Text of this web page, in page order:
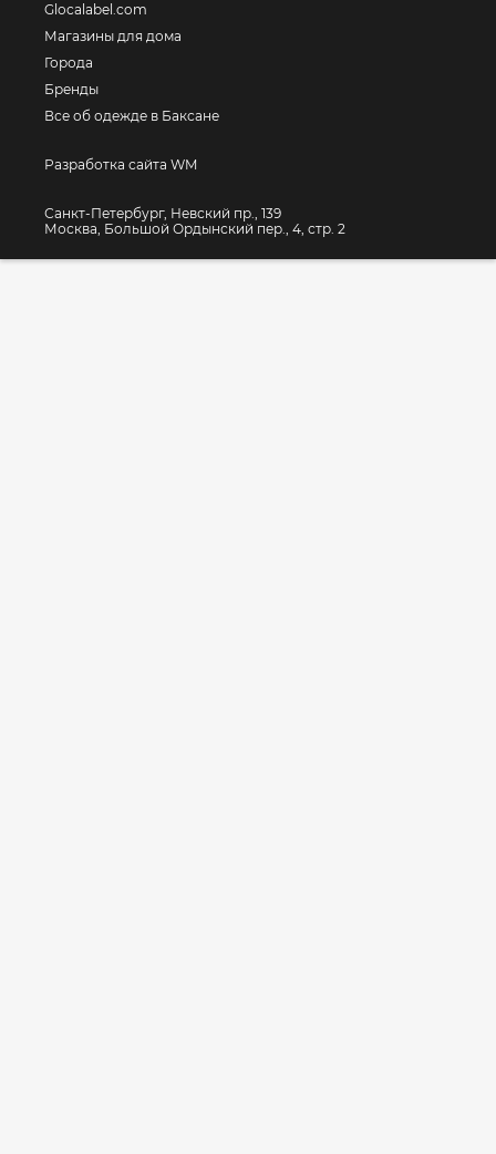
Glocalabel.com
Магазины для дома
Города
Бренды
Все об одежде в Баксане
Разработка сайта WM
Санкт-Петербург, Невский пр., 139
Москва, Большой Ордынский пер., 4, стр. 2